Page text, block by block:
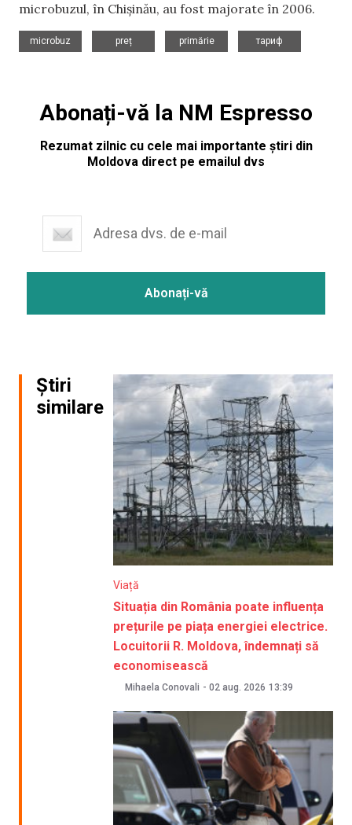
microbuzul, în Chișinău, au fost majorate în 2006.
microbuz
preț
primărie
тариф
Abonați-vă la NM Espresso
Rezumat zilnic cu cele mai importante știri din
Moldova direct pe emailul dvs
Știri
similare
Viață
Situația din România poate influența
prețurile pe piața energiei electrice.
Locuitorii R. Moldova, îndemnați să
economisească
Mihaela Conovali - 02 aug. 2026 13:39